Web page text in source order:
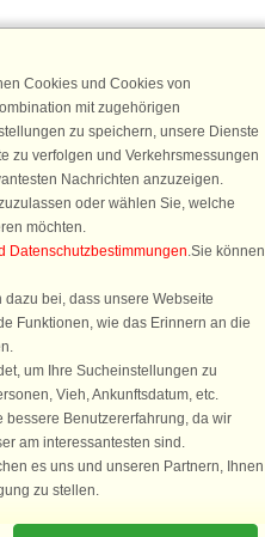
Rufen Sie an, um zu buchen
Fans an
von 25 €für Ihren nächsten
für den DanCenter Newsletter
Angebote, Gewinnspiele und
Cookies und Cookies von
mit zugehörigen
zu speichern, unsere Dienste
zu verfolgen und Verkehrsmessungen
Nachrichten anzuzeigen.
oder wählen Sie, welche
möchten.
Datenschutzbestimmungen.Sie können
bei, dass unsere Webseite
Funktionen, wie das Erinnern an die
um Ihre Sucheinstellungen zu
Vieh, Ankunftsdatum, etc.
Benutzererfahrung, da wir
am interessantesten sind.
es uns und unseren Partnern, Ihnen
zu stellen.